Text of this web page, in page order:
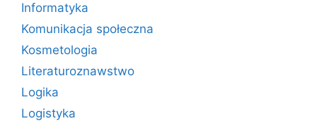
Informatyka
Komunikacja społeczna
Kosmetologia
Literaturoznawstwo
Logika
Logistyka